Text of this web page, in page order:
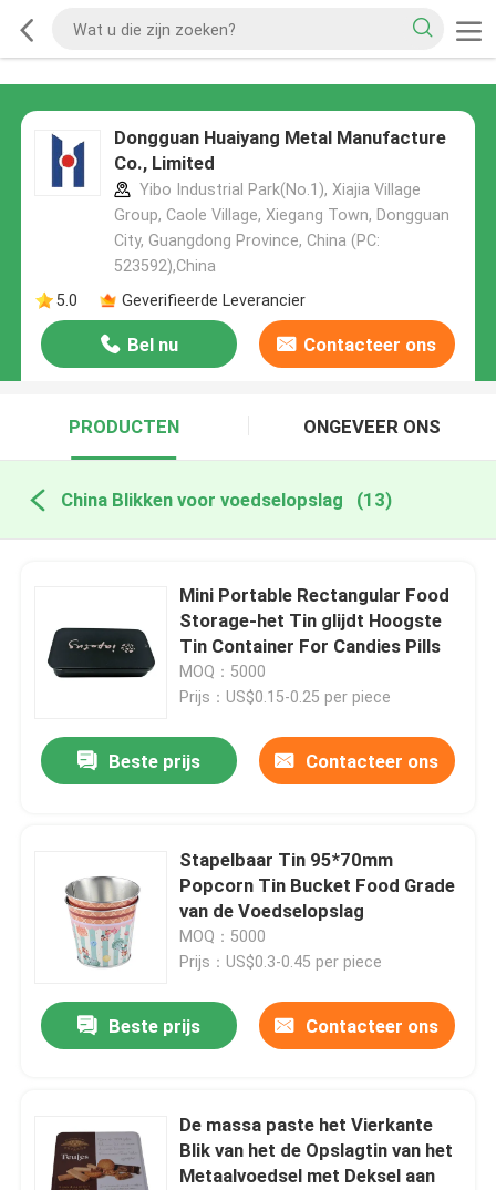
Dongguan Huaiyang Metal Manufacture
Co., Limited
Yibo Industrial Park(No.1), Xiajia Village
Group, Caole Village, Xiegang Town, Dongguan
City, Guangdong Province, China (PC:
523592),China
5.0
Geverifieerde Leverancier
Bel nu Contacteer ons
PRODUCTEN ONGEVEER ONS
China Blikken voor voedselopslag (13)
Mini Portable Rectangular Food
Storage-het Tin glijdt Hoogste
Tin Container For Candies Pills
MOQ：5000
Prijs：US$0.15-0.25 per piece
Beste prijs Contacteer ons
Stapelbaar Tin 95*70mm
Popcorn Tin Bucket Food Grade
van de Voedselopslag
MOQ：5000
Prijs：US$0.3-0.45 per piece
Beste prijs Contacteer ons
De massa paste het Vierkante
Blik van het de Opslagtin van het
Metaalvoedsel met Deksel aan